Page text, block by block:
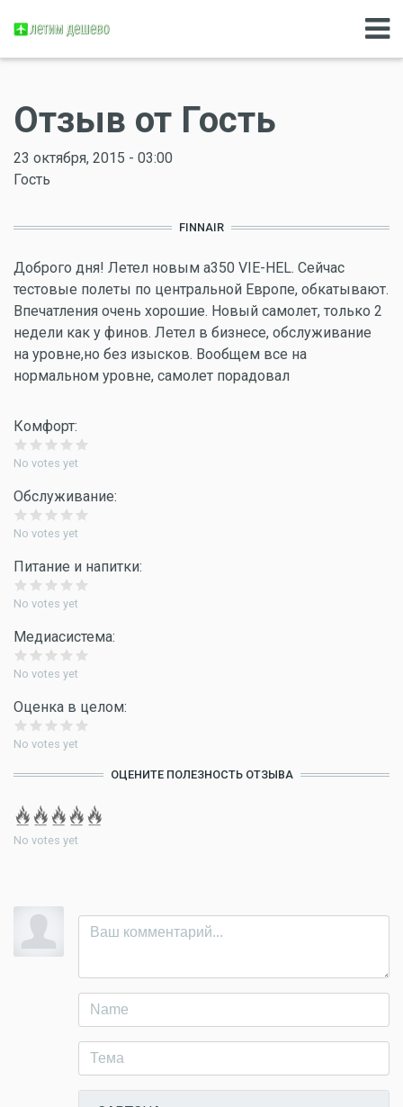
Отзыв от Гость
23 октября, 2015 - 03:00
Гость
FINNAIR
Доброго дня! Летел новым а350 VIE-HEL. Сейчас
тестовые полеты по центральной Европе, обкатывают.
Впечатления очень хорошие. Новый самолет, только 2
недели как у финов. Летел в бизнесе, обслуживание
на уровне,но без изысков. Вообщем все на
нормальном уровне, самолет порадовал
Комфорт:
No votes yet
Обслуживание:
No votes yet
Питание и напитки:
No votes yet
Медиасистема:
No votes yet
Оценка в целом:
No votes yet
ОЦЕНИТЕ ПОЛЕЗНОСТЬ ОТЗЫВА
No votes yet